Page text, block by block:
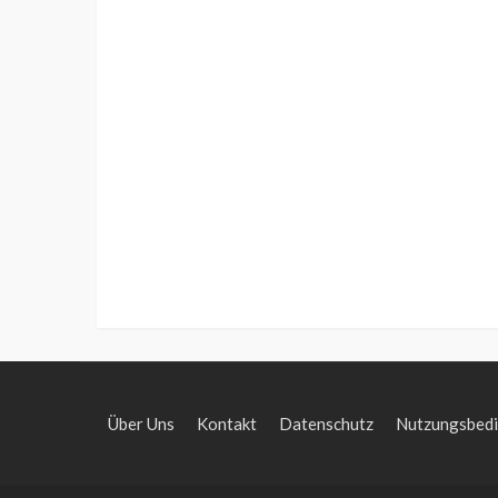
Über Uns Kontakt Datenschutz